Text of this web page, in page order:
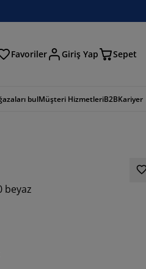
Favoriler Giriş Yap Sepet
bulMüşteri HizmetleriB2BKariyer
beyaz